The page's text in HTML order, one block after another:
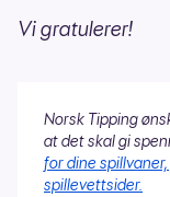
Vi gratulerer!
Norsk Tipping
at det skal gi
for dine
spillevettsider.